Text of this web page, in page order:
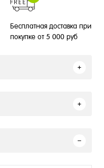
Бесплатная доставка при
покупке от 5 000 руб